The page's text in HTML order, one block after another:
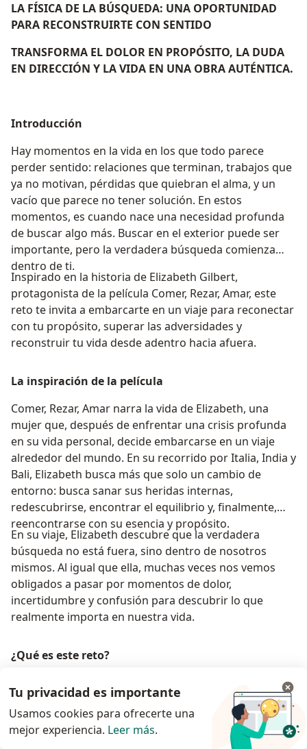
LA FÍSICA DE LA BÚSQUEDA: UNA OPORTUNIDAD
PARA RECONSTRUIRTE CON SENTIDO
TRANSFORMA EL DOLOR EN PROPÓSITO, LA DUDA
EN DIRECCIÓN Y LA VIDA EN UNA OBRA AUTÉNTICA.
Introducción
Hay momentos en la vida en los que todo parece
perder sentido: relaciones que terminan, trabajos que
ya no motivan, pérdidas que quiebran el alma, y un
vacío que parece no tener solución. En estos
momentos, es cuando nace una necesidad profunda
de buscar algo más. Buscar en el exterior puede ser
importante, pero la verdadera búsqueda comienza
dentro de ti.
Inspirado en la historia de Elizabeth Gilbert,
protagonista de la película Comer, Rezar, Amar, este
reto te invita a embarcarte en un viaje para reconectar
con tu propósito, superar las adversidades y
reconstruir tu vida desde adentro hacia afuera.
La inspiración de la película
Comer, Rezar, Amar narra la vida de Elizabeth, una
mujer que, después de enfrentar una crisis profunda
en su vida personal, decide embarcarse en un viaje
alrededor del mundo. En su recorrido por Italia, India y
Bali, Elizabeth busca más que solo un cambio de
entorno: busca sanar sus heridas internas,
redescubrirse, encontrar el equilibrio y, finalmente,
reencontrarse con su esencia y propósito.
En su viaje, Elizabeth descubre que la verdadera
búsqueda no está fuera, sino dentro de nosotros
mismos. Al igual que ella, muchas veces nos vemos
obligados a pasar por momentos de dolor,
incertidumbre y confusión para descubrir lo que
realmente importa en nuestra vida.
¿Qué es este reto?
que tiene como objetivo ayudarte a:
· Reconectar con tu propósito y autenticidad
Tu privacidad es importante
Usamos cookies para ofrecerte una
mejor experiencia. Leer más.